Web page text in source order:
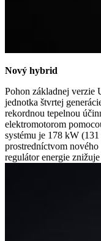
Nový hybrid
Pohon základnej verzie
jednotka štvrtej
rekordnou tepelnou
elektromotorom
systému je 178 kW
prostredníctvom
regulátor energie